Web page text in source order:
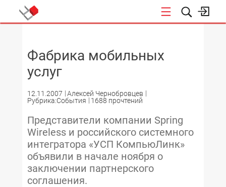
Фабрика мобильных
услуг
12.11.2007
Алексей Чернобровцев
Рубрика:События
1688 прочтений
Представители компании Spring
Wireless и российского системного
интегратора «УСП КомпьюЛинк»
объявили в начале ноября о
заключении партнерского
соглашения.